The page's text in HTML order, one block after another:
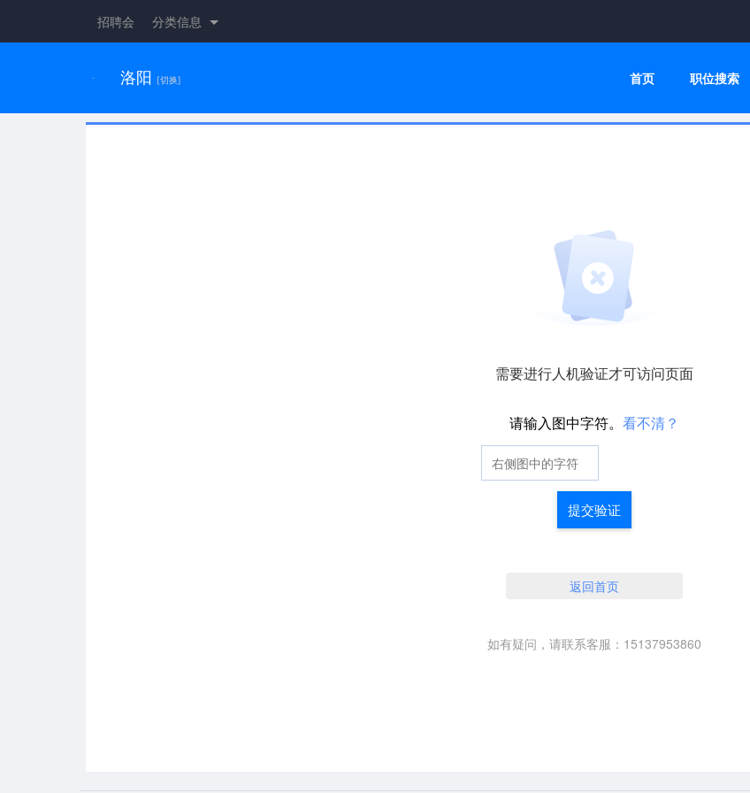
招聘会 分类信息
洛阳 [切换] 首页 职位搜索
需要进行人机验证才可访问页面
请输入图中字符。 看不清？
提交验证
返回首页
如有疑问，请联系客服：15137953860